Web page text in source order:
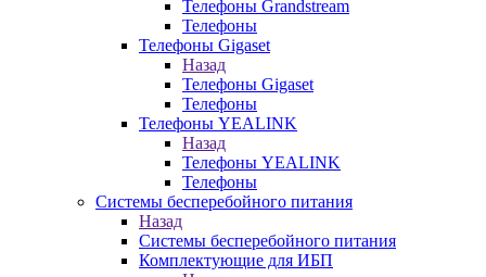
Телефоны Grandstream
Телефоны
Телефоны Gigaset
Назад
Телефоны Gigaset
Телефоны
Телефоны YEALINK
Назад
Телефоны YEALINK
Телефоны
Системы бесперебойного питания
Назад
Системы бесперебойного питания
Комплектующие для ИБП